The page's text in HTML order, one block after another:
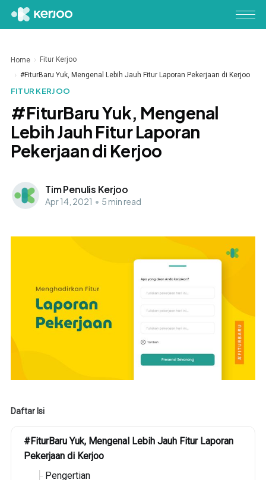
Home
Fitur Kerjoo
#FiturBaru Yuk, Mengenal Lebih Jauh Fitur Laporan Pekerjaan di Kerjoo
FITUR KERJOO
#FiturBaru Yuk, Mengenal
Lebih Jauh Fitur Laporan
Pekerjaan di Kerjoo
Tim Penulis Kerjoo
Apr 14, 2021 • 5 min read
Daftar Isi
#FiturBaru Yuk, Mengenal Lebih Jauh Fitur Laporan
Pekerjaan di Kerjoo
Pengertian